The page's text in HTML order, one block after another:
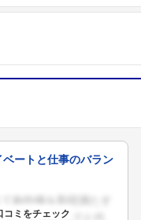
ートと仕事のバラン
コミをチェック